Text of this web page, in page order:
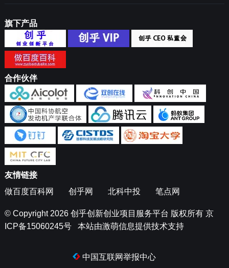
旗下产品
合作伙伴
友情链接
做百度百科网
创乎网 北科中投 笔点网
© Copyright 2026 创乎创新创业项目服务平台 版权所有 京
ICP备15060245号本站由激萌信息提供技术支持
中国互联网举报中心